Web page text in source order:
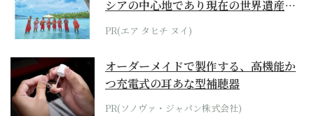
シアの中心地であり現在の世界遺産か
らみえてくる...
PR(エア タヒチ ヌイ)
オーダーメイドで製作する、高機能か
つ充電式の耳あな型補聴器
PR(ソノヴァ・ジャパン株式会社)